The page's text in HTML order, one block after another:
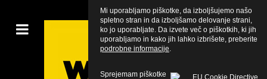
Mi uporabljamo piškotke, da izboljšujemo našo
spletno stran in da izboljšamo delovanje strani,
ko jo uporabljate. Da izvete več o piškotkih, ki jih
uporabljamo in kako jih lahko izbrišete, preberite
podrobne informacije.
Sprejemam piškotke